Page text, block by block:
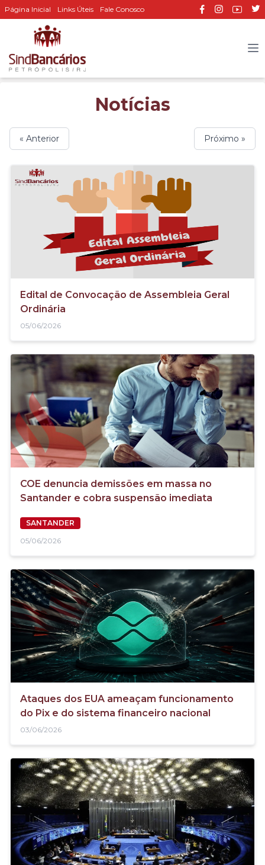
Página Inicial Links Úteis Fale Conosco
Notícias
« Anterior Próximo »
Edital de Convocação de Assembleia Geral
Ordinária
05/06/2026
COE denuncia demissões em massa no
Santander e cobra suspensão imediata
SANTANDER
05/06/2026
Ataques dos EUA ameaçam funcionamento
do Pix e do sistema financeiro nacional
03/06/2026